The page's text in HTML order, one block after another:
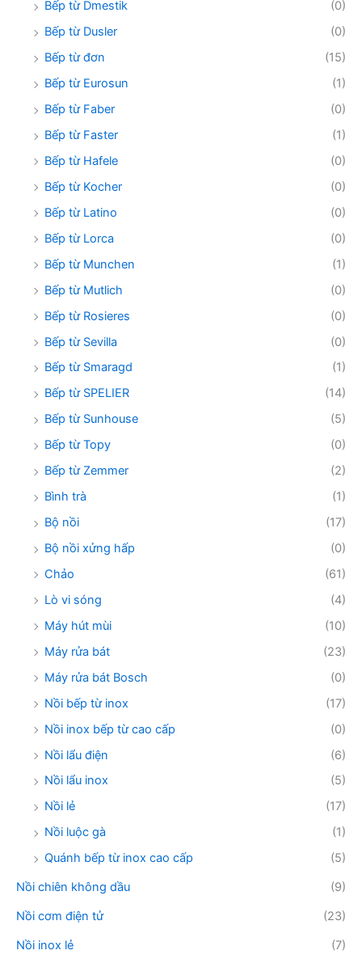
Bếp từ Dmestik
(0)
Bếp từ Dusler
(0)
Bếp từ đơn
(15)
Bếp từ Eurosun
(1)
Bếp từ Faber
(0)
Bếp từ Faster
(1)
Bếp từ Hafele
(0)
Bếp từ Kocher
(0)
Bếp từ Latino
(0)
Bếp từ Lorca
(0)
Bếp từ Munchen
(1)
Bếp từ Mutlich
(0)
Bếp từ Rosieres
(0)
Bếp từ Sevilla
(0)
Bếp từ Smaragd
(1)
Bếp từ SPELIER
(14)
Bếp từ Sunhouse
(5)
Bếp từ Topy
(0)
Bếp từ Zemmer
(2)
Bình trà
(1)
Bộ nồi
(17)
Bộ nồi xửng hấp
(0)
Chảo
(61)
Lò vi sóng
(4)
Máy hút mùi
(10)
Máy rửa bát
(23)
Máy rửa bát Bosch
(0)
Nồi bếp từ inox
(17)
Nồi inox bếp từ cao cấp
(0)
Nồi lẩu điện
(6)
Nồi lẩu inox
(5)
Nồi lẻ
(17)
Nồi luộc gà
(1)
Quánh bếp từ inox cao cấp
(5)
Nồi chiên không dầu
(9)
Nồi cơm điện tử
(23)
Nồi inox lẻ
(7)